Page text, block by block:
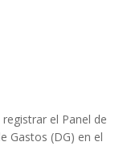
el Panel de
Gastos (DG) en el